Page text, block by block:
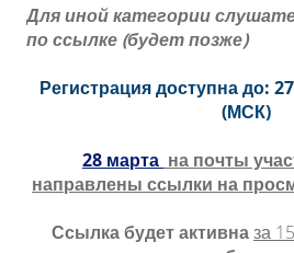
Для иной категории
по ссылке (будет позже)
Регистрация доступна до:
(МСК)
28 марта на почты
направлены ссылки на
Ссылка будет активназа